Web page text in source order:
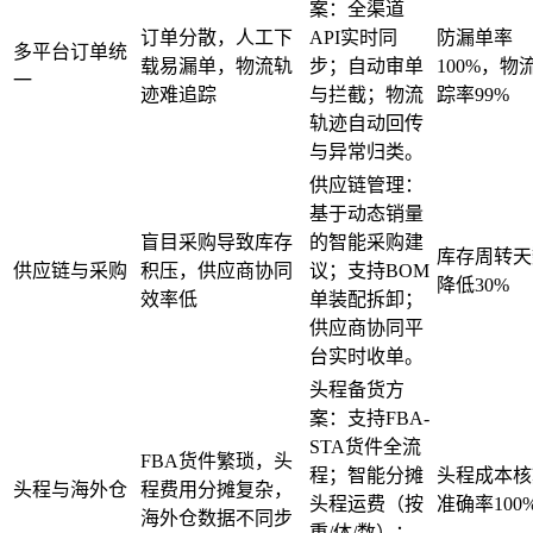
多平台订单统
一
订单分散，人工下
载易漏单，物流轨
迹难追踪
案：全渠道
API实时同
步；自动审单
与拦截；物流
轨迹自动回传
与异常归类。
防漏单率
100%，物
踪率99%
供应链与采购
盲目采购导致库存
积压，供应商协同
效率低
供应链管理：
基于动态销量
的智能采购建
议；支持BOM
单装配拆卸；
供应商协同平
台实时收单。
库存周转
降低30%
头程与海外仓
FBA货件繁琐，头
程费用分摊复杂，
海外仓数据不同步
头程备货方
案：支持FBA-
STA货件全流
程；智能分摊
头程运费（按
头程成本
准确率